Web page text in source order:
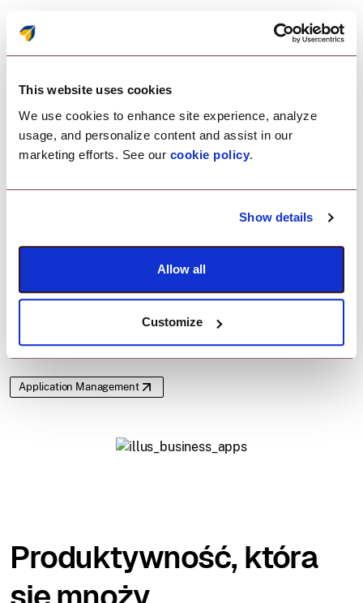
This website uses cookies
We use cookies to enhance site experience, analyze
usage, and personalize content and assist in our
marketing efforts. See our cookie policy.
Show details
Allow all
Customize
tam gdzie ich
potrzebujesz.
Bezproblemowo publikuj i aktualizuj aplikacje
zespoły, ograniczając dostęp do nieistotnych
Application Management
Produktywność, która